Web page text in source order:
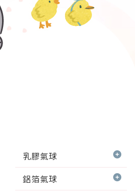
乳膠氣球
鋁箔氣球